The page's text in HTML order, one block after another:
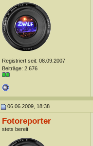
Registriert seit: 08.09.2007
Beiträge: 2.676
06.06.2009, 18:38
Fotoreporter
stets bereit